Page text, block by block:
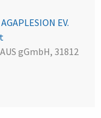
EV.
gGmbH, 31812